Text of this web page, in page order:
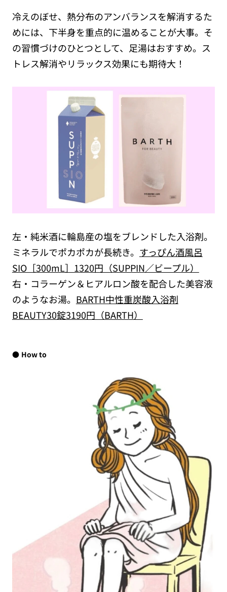
冷えのぼせ、熱分布のアンバランスを解消するた
めには、下半身を重点的に温めることが大事。そ
の習慣づけのひとつとして、足湯はおすすめ。ス
トレス解消やリラックス効果にも期待大！
左・純米酒に輪島産の塩をブレンドした入浴剤。
ミネラルでポカポカが長続き。 すっぴん酒風呂
SIO［300mL］1320円（SUPPIN／ビープル）
右・コラーゲン＆ヒアルロン酸を配合した美容液
のようなお湯。 BARTH中性重炭酸入浴剤
BEAUTY30錠3190円（BARTH）
How to